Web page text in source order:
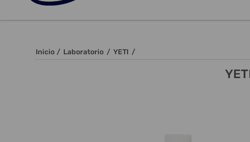
Inicio / Laboratorio / YETI /